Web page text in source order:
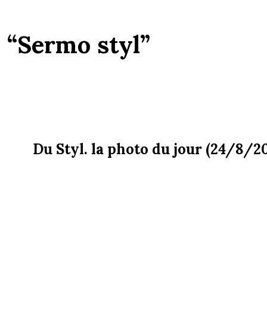
“Sermo styl”
Du Styl. la photo du jour (24/8/